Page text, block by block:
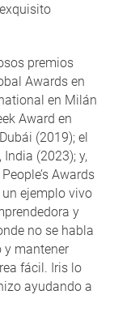
premios
Awards en
en Milán
Award en
(2019); el
(2023); y,
Awards
ejemplo vivo
y
no se habla
y mantener
fácil. Iris lo
ayudando a